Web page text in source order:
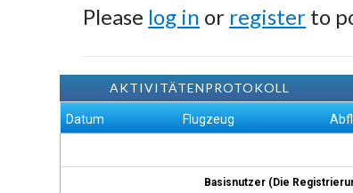
Please log in or register to
AKTIVITÄTENPROTOKOLL
Datum Flugzeug
Basisnutzer (Die